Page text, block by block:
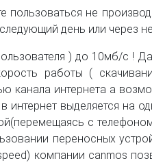
пользоваться не
день или через
) до 10мб/c !
работы (
канала интернета а
выделяется на
с
переносных
компании canmos